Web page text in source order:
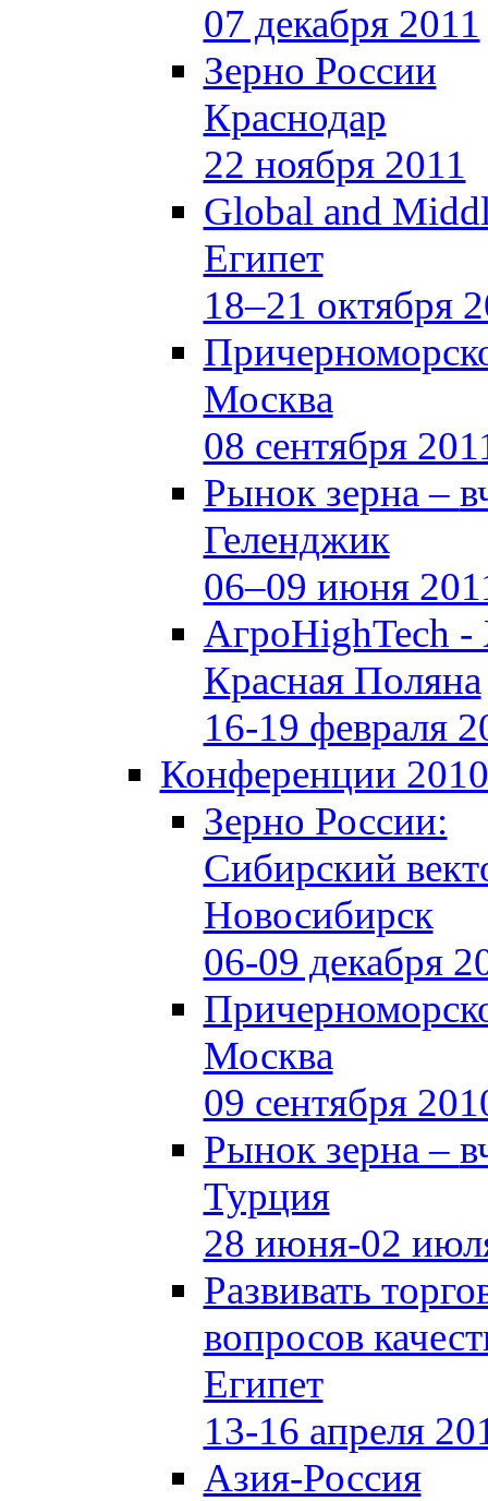
07 декабря 2011
Зерно России
Краснодар
22 ноября 2011
Global and
Египет
18–21 октября
Москва
08 сентября
Рынок зерна –
Геленджик
06–09 июня
АгроHighTech
Красная Поляна
16-19 февраля
Конференции 2010
Зерно России:
Сибирский
Новосибирск
06-09 декабря
Москва
09 сентября
Рынок зерна –
Турция
28 июня-02
Развивать
вопросов
Египет
13-16 апреля
Азия-Россия